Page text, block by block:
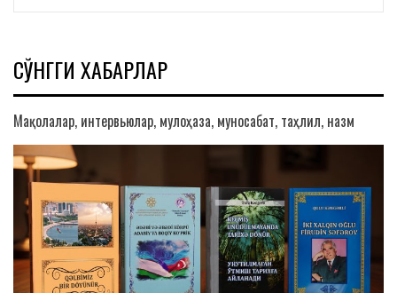
СЎНГГИ ХАБАРЛАР
Мақолалар, интервьюлар, мулоҳаза, муносабат, таҳлил, назм